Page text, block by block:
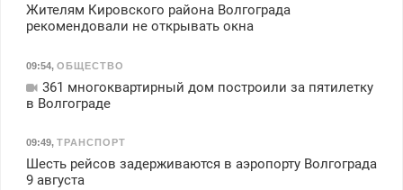
Жителям Кировского района Волгограда
рекомендовали не открывать окна
09:54, ОБЩЕСТВО
361 многоквартирный дом построили за пятилетку
в Волгограде
09:49, ТРАНСПОРТ
Шесть рейсов задерживаются в аэропорту Волгограда
9 августа